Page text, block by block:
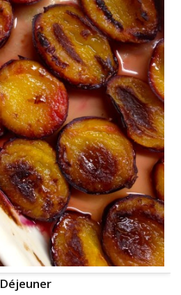
Déjeuner